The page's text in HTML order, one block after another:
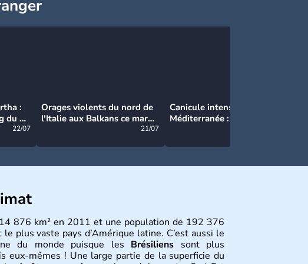
:
du du
22/07
Orages violents du nord de
l'Italie aux Balkans ce mardi
21/07
Canicule intense en
Méditerranée : près de 50°C
876 km² en 2011 et une population de 192 376
plus vaste pays d’Amérique latine. C’est aussi le
du monde puisque les Brésiliens sont plus
eux-mêmes ! Une large partie de la superficie du